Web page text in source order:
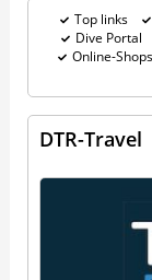
Top links
Dive Portal
Online-Shops
DTR-Travel